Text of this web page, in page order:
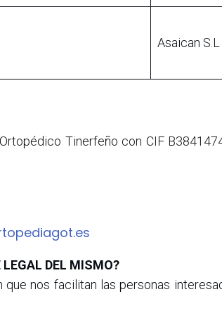
Asaican
Tinerfeño con CIF
DEL MISMO?
nos facilitan las personas